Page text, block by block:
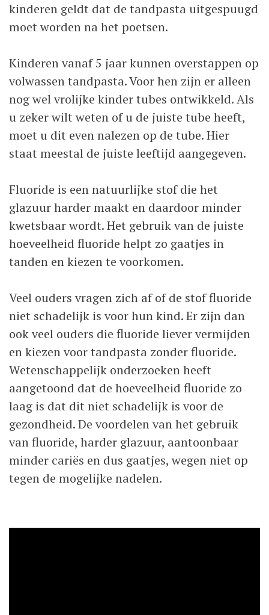
kinderen geldt dat de tandpasta uitgespuugd
moet worden na het poetsen.
Kinderen vanaf 5 jaar kunnen overstappen op
volwassen tandpasta. Voor hen zijn er alleen
nog wel vrolijke kinder tubes ontwikkeld. Als
u zeker wilt weten of u de juiste tube heeft,
moet u dit even nalezen op de tube. Hier
staat meestal de juiste leeftijd aangegeven.
Fluoride is een natuurlijke stof die het
glazuur harder maakt en daardoor minder
kwetsbaar wordt. Het gebruik van de juiste
hoeveelheid fluoride helpt zo gaatjes in
tanden en kiezen te voorkomen.
Veel ouders vragen zich af of de stof fluoride
niet schadelijk is voor hun kind. Er zijn dan
ook veel ouders die fluoride liever vermijden
en kiezen voor tandpasta zonder fluoride.
Wetenschappelijk onderzoeken heeft
aangetoond dat de hoeveelheid fluoride zo
laag is dat dit niet schadelijk is voor de
gezondheid. De voordelen van het gebruik
van fluoride, harder glazuur, aantoonbaar
minder cariës en dus gaatjes, wegen niet op
tegen de mogelijke nadelen.